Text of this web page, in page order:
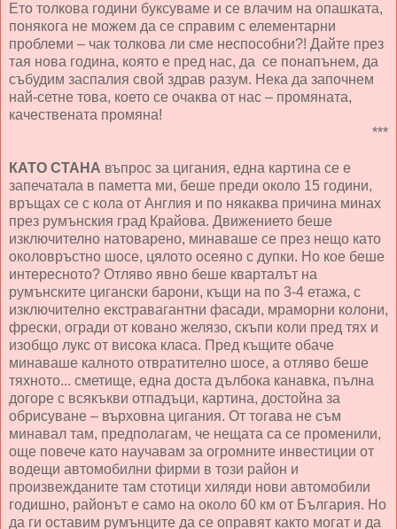
Ето толкова години буксуваме и се влачим на опашката,
понякога не можем да се справим с елементарни
проблеми – чак толкова ли сме неспособни?! Дайте през
тая нова година, която е пред нас, да се понапънем, да
събудим заспалия свой здрав разум. Нека да започнем
най-сетне това, което се очаква от нас – промяната,
качествената промяна!
***
КАТО СТАНА въпрос за цигания, една картина се е
запечатала в паметта ми, беше преди около 15 години,
връщах се с кола от Англия и по някаква причина минах
през румънския град Крайова. Движението беше
изключително натоварено, минаваше се през нещо като
околовръстно шосе, цялото осеяно с дупки. Но кое беше
интересното? Отляво явно беше кварталът на
румънските цигански барони, къщи на по 3-4 етажа, с
изключително екстравагантни фасади, мраморни колони,
фрески, огради от ковано желязо, скъпи коли пред тях и
изобщо лукс от висока класа. Пред къщите обаче
минаваше калното отвратително шосе, а отляво беше
тяхното... сметище, една доста дълбока канавка, пълна
догоре с всякъкви отпадъци, картина, достойна за
обрисуване – върховна цигания. От тогава не съм
минавал там, предполагам, че нещата са се променили,
още повече като научавам за огромните инвестиции от
водещи автомобилни фирми в този район и
произвежданите там стотици хиляди нови автомобили
годишно, районът е само на около 60 км от България. Но
да ги оставим румънците да се оправят както могат и да